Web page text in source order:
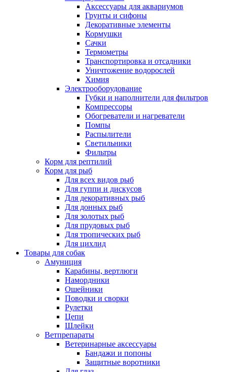
Аксессуары для аквариумов
Грунты и сифоны
Декоративные элементы
Кормушки
Сачки
Термометры
Транспортировка и отсадники
Уничтожение водорослей
Химия
Электрооборудование
Губки и наполнители для фильтров
Компрессоры
Обогреватели и нагреватели
Помпы
Распылители
Светильники
Фильтры
Корм для рептилий
Корм для рыб
Для всех видов рыб
Для гуппи и дискусов
Для декоративных рыб
Для донных рыб
Для золотых рыб
Для прудовых рыб
Для тропических рыб
Для цихлид
Товары для собак
Амуниция
Карабины, вертлюги
Намордники
Ошейники
Поводки и сворки
Рулетки
Цепи
Шлейки
Ветпрепараты
Ветеринарные аксессуары
Бандажи и попоны
Защитные воротники